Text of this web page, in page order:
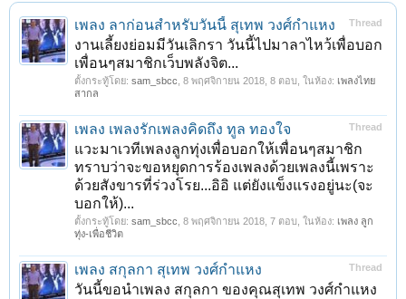
Thread
เพลง ลาก่อนสำหรับวันนี้ สุเทพ วงศ์กำแหง
งานเลี้ยงย่อมมีวันเลิกรา วันนี้ไปมาลาไหว้เพื่อบอก
เพื่อนๆสมาชิกเว็บพลังจิต...
ตั้งกระทู้โดย: sam_sbcc 8 พฤศจิกายน 2018 , 8 ตอบ, ในห้อง: เพลงไทย
สากล
Thread
เพลง เพลงรักเพลงคิดถึง ทูล ทองใจ
แวะมาเวทีเพลงลูกทุ่งเพื่อบอกให้เพื่อนๆสมาชิก
ทราบว่าจะขอหยุดการร้องเพลงด้วยเพลงนี้เพราะ
ด้วยสังขารที่ร่วงโรย...อิอิ แต่ยังแข็งแรงอยู่นะ(จะ
บอกให้)...
ตั้งกระทู้โดย: sam_sbcc 8 พฤศจิกายน 2018 , 7 ตอบ, ในห้อง: เพลง ลูก
ทุ่ง-เพื่อชีวิต
Thread
เพลง สกุลกา สุเทพ วงศ์กำแหง
วันนี้ขอนำเพลง สกุลกา ของคุณสุเทพ วงศ์กำแหง